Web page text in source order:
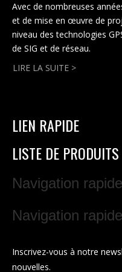
Avec de nombreuses
et de mise en œuvre de
niveau des technologies
de SIG et de réseau.
LIRE LA SUITE >
LIEN RAPIDE
LISTE DE PRODUITS
Navigation rapide
Navigation rapide
Inscrivez-vous à notre
nouvelles.